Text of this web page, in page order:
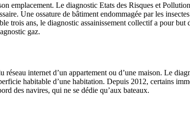
emplacement. Le diagnostic Etats des Risques et
Une ossature de bâtiment endommagée par les
trois ans, le diagnostic assainissement collectif a pour but
gaz.
internet d’un appartement ou d’une maison. Le
habitable d’une habitation. Depuis 2012, certains
des navires, qui ne se dédie qu’aux bateaux.